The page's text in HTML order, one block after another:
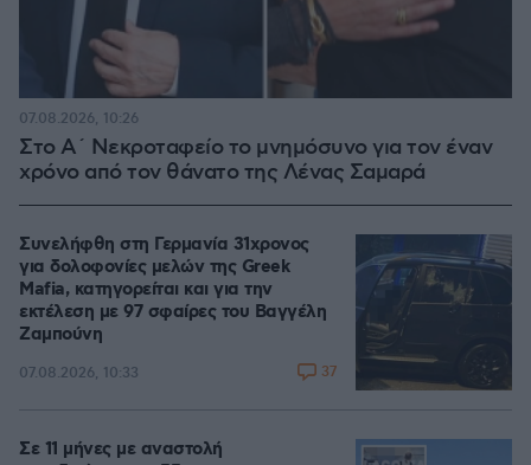
Στο Α΄ Νεκροταφείο το μνημόσυνο για τον έναν
χρόνο από τον θάνατο της Λένας Σαμαρά
07.08.2026, 10:26
Συνελήφθη στη Γερμανία 31χρονος
για δολοφονίες μελών της Greek
Mafia, κατηγορείται και για την
εκτέλεση με 97 σφαίρες του Βαγγέλη
Ζαμπούνη
07.08.2026, 10:33 37
Σε 11 μήνες με αναστολή